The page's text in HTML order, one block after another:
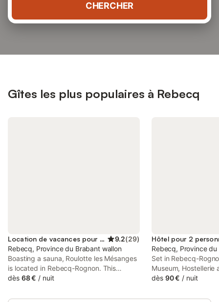
CHERCHER
Gîtes les plus populaires à Rebecq
Location de vacances pour 2 personnes 9.2(29)
Rebecq, Province du Brabant wallon
Boasting a sauna, Roulotte les Mésanges
is located in Rebecq-Rognon. This
property offers access to a terrace and
smoking and is situated 30 km from
dès 68 € / nuit
Hôtel pour 2
Rebecq, Province
Set in Rebecq-
Museum, Hostellerie
offers
a terrace. With free
dès 90 € / nuit